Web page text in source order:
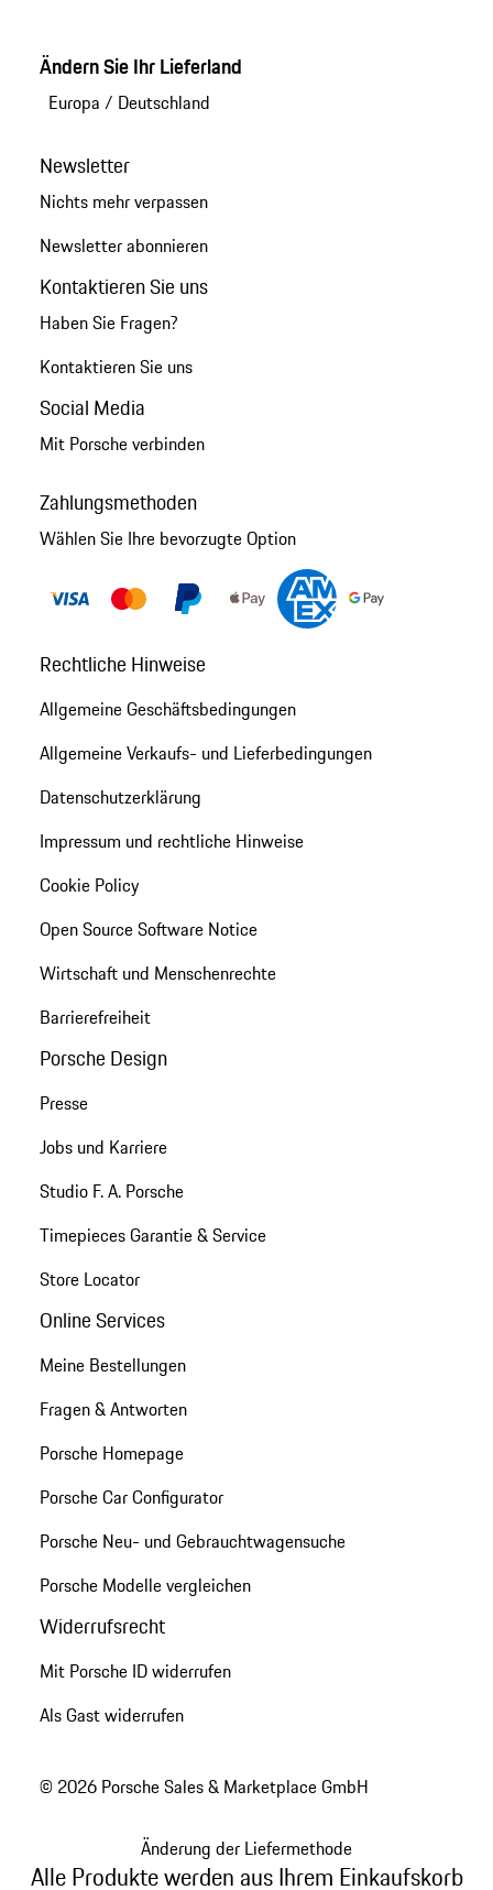
Ändern Sie Ihr Lieferland
Europa / Deutschland
Newsletter
Nichts mehr verpassen
Newsletter abonnieren
Kontaktieren Sie uns
Haben Sie Fragen?
Kontaktieren Sie uns
Social Media
Mit Porsche verbinden
Zahlungsmethoden
Wählen Sie Ihre bevorzugte Option
Rechtliche Hinweise
Allgemeine Geschäftsbedingungen
Allgemeine Verkaufs- und Lieferbedingungen
Datenschutzerklärung
Impressum und rechtliche Hinweise
Cookie Policy
Open Source Software Notice
Wirtschaft und Menschenrechte
Barrierefreiheit
Porsche Design
Presse
Jobs und Karriere
Studio F. A. Porsche
Timepieces Garantie & Service
Store Locator
Online Services
Meine Bestellungen
Fragen & Antworten
Porsche Homepage
Porsche Car Configurator
Porsche Neu- und Gebrauchtwagensuche
Porsche Modelle vergleichen
Widerrufsrecht
Mit Porsche ID widerrufen
Als Gast widerrufen
© 2026 Porsche Sales & Marketplace GmbH
Änderung der Liefermethode
Alle Produkte werden aus Ihrem Einkaufskorb